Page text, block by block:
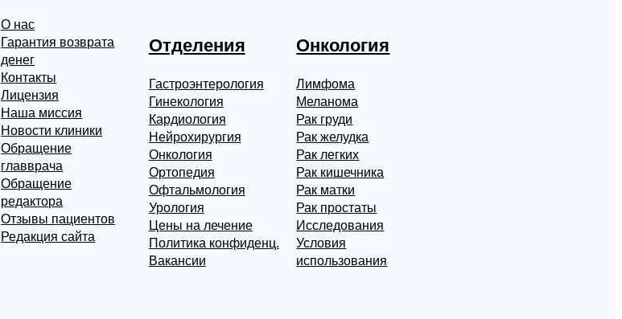
О нас
Гарантия возврата
денег
Контакты
Лицензия
Наша миссия
Новости клиники
Обращение
главврача
Обращение
редактора
Отзывы пациентов
Редакция сайта
Отделения
Гастроэнтерология
Гинекология
Кардиология
Нейрохирургия
Онкология
Ортопедия
Офтальмология
Урология
Цены на лечение
Политика конфиденц.
Вакансии
Онкология
Лимфома
Меланома
Рак груди
Рак желудка
Рак легких
Рак кишечника
Рак матки
Рак простаты
Исследования
Условия
использования